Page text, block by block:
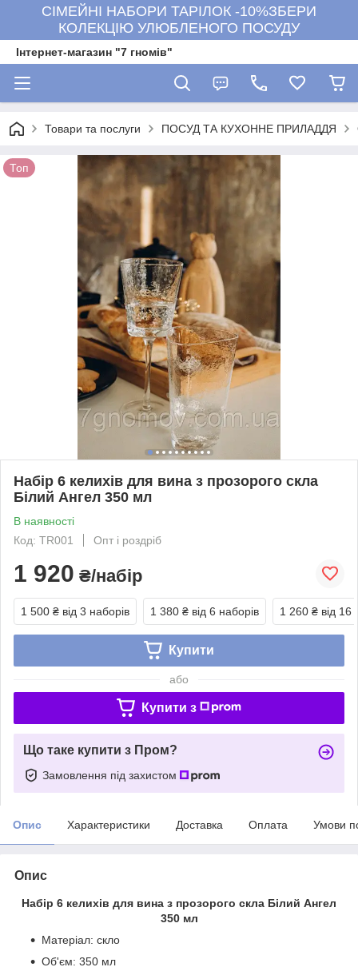
СІМЕЙНІ НАБОРИ ТАРІЛОК -10%ЗБЕРИ
КОЛЕКЦІЮ УЛЮБЛЕНОГО ПОСУДУ
Інтернет-магазин "7 гномів"
Товари та послуги ПОСУД ТА КУХОННЕ ПРИЛАДДЯ
Топ
Набір 6 келихів для вина з прозорого скла
Білий Ангел 350 мл
В наявності
Код: TR001
Опт і роздріб
1 920 ₴/набір
1 500 ₴ від 3 наборів 1 380 ₴ від 6 наборів 1 260 ₴ від 16
Купити
або
Купити з
Що таке купити з Пром?
Замовлення під захистом
Опис Характеристики Доставка Оплата Умови
Опис
Набір 6 келихів для вина з прозорого скла Білий Ангел
350 мл
Матеріал: скло
Об'єм: 350 мл